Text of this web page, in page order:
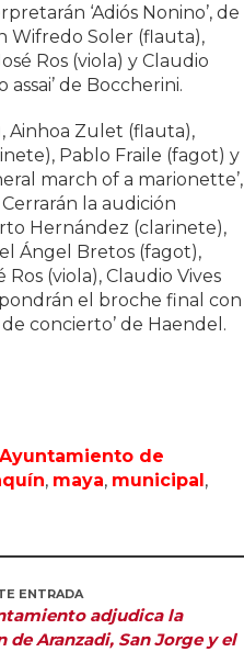
‘Adiós Nonino’, de
Wifredo Soler (flauta),
Ros (viola) y Claudio
de Boccherini.
Ainhoa Zulet (flauta),
Pablo Fraile (fagot) y
march of a marionette’,
Cerrarán la audición
Hernández (clarinete),
Ángel Bretos (fagot),
Ros (viola), Claudio Vives
el broche final con
de concierto’ de Haendel.
Ayuntamiento de
, maya, municipal,
ENTRADA
adjudica la
de Aranzadi, San Jorge y el